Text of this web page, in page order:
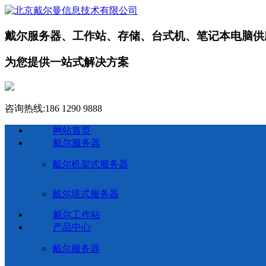
戴尔服务器、工作站、存储、台式机、笔记本电脑
为您提供一站式解决方案
咨询热线:186 1290 9888
网站首页
戴尔服务器
戴尔机架式服务器
戴尔塔式服务器
戴尔工作站
产品中心
戴尔服务器